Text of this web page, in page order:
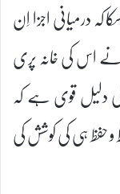
کہ درمیانی اجزا اِن
اس کی خانہ پری
دلیل قوی ہے کہ
حفظ ہی کی کوشش کی